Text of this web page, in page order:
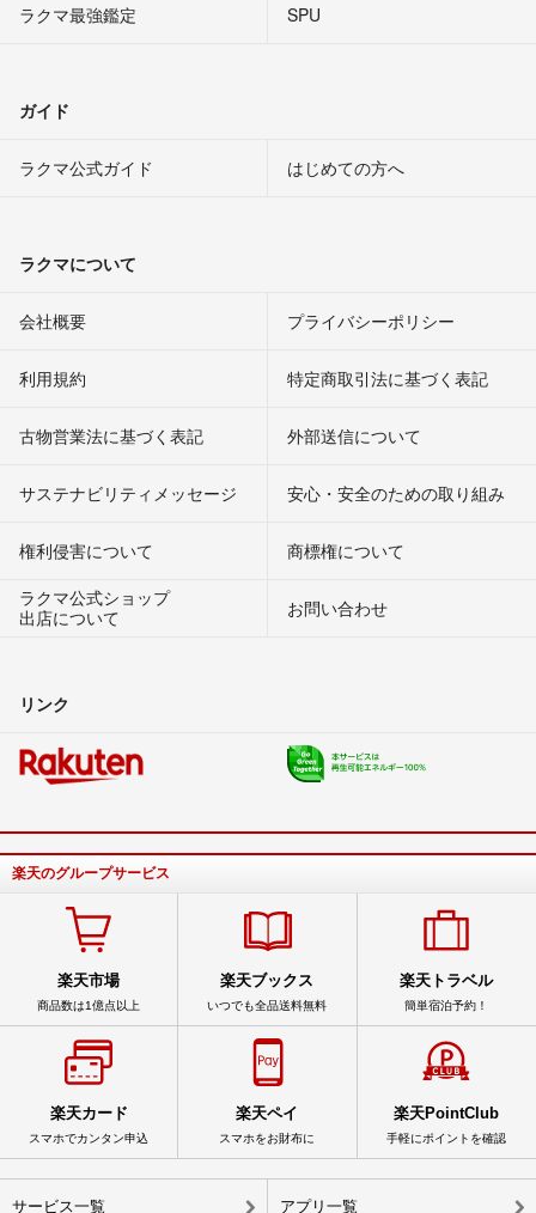
ラクマ最強鑑定
SPU
ガイド
ラクマ公式ガイド はじめての方へ
ラクマについて
会社概要 プライバシーポリシー
利用規約 特定商取引法に基づく表記
古物営業法に基づく表記 外部送信について
サステナビリティメッセージ 安心・安全のための取り組み
権利侵害について
商標権について
ラクマ公式ショップ
出店について
お問い合わせ
リンク
楽天のグループサービス
楽天市場
商品数は1億点以上
楽天ブックス
いつでも全品送料無料
楽天トラベル
簡単宿泊予約！
楽天カード
スマホでカンタン申込
楽天ペイ
スマホをお財布に
楽天PointClub
手軽にポイントを確認
サービス一覧 アプリ一覧